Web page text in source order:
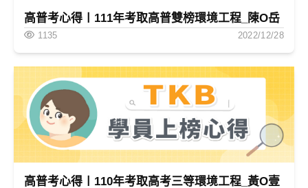
高普考心得〡111年考取高普雙榜環境工程_陳O岳
1135 2022/12/28
高普考心得〡110年考取高考三等環境工程_黃O壹